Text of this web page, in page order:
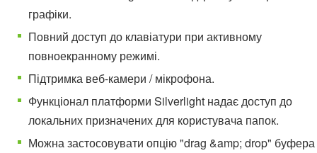
графіки.
Повний доступ до клавіатури при активному
повноекранному режимі.
Підтримка веб-камери / мікрофона.
Функціонал платформи Silverlight надає доступ до
локальних призначених для користувача папок.
Можна застосовувати опцію "drag &amp; drop" буфера